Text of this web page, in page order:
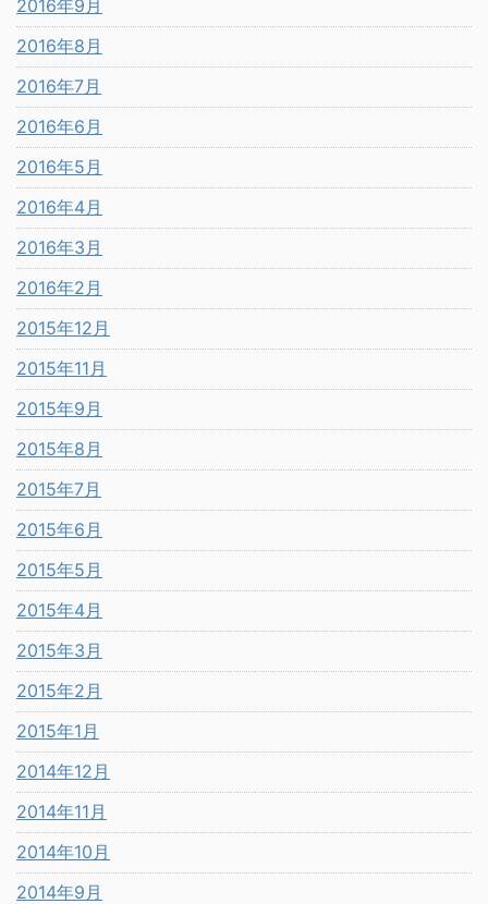
2016年9月
2016年8月
2016年7月
2016年6月
2016年5月
2016年4月
2016年3月
2016年2月
2015年12月
2015年11月
2015年9月
2015年8月
2015年7月
2015年6月
2015年5月
2015年4月
2015年3月
2015年2月
2015年1月
2014年12月
2014年11月
2014年10月
2014年9月